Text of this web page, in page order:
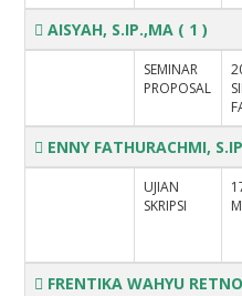
AISYAH, S.IP.,MA ( 1 )
SEMINAR
PROPOSAL
ENNY FATHURACHMI,
UJIAN
SKRIPSI
FRENTIKA WAHYU